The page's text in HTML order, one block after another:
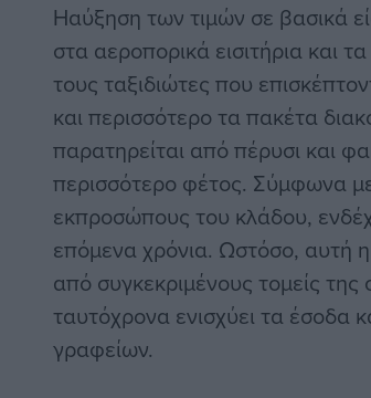
Ηαύξηση των τιμών σε βασικά
στα αεροπορικά εισιτήρια και
τους ταξιδιώτες που
και περισσότερο τα πακέτα
παρατηρείται από πέρυσι και
περισσότερο φέτος. Σύμφωνα
εκπροσώπους του κλάδου,
επόμενα χρόνια. Ωστόσο, αυτή
από συγκεκριμένους τομείς
ταυτόχρονα ενισχύει τα έσοδα
γραφείων.